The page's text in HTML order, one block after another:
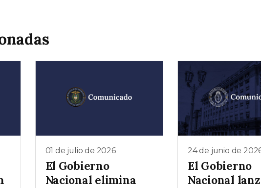
01 de julio de 2026
El Gobierno
Nacional elimina
24 de junio de
El Gobierno
Nacional